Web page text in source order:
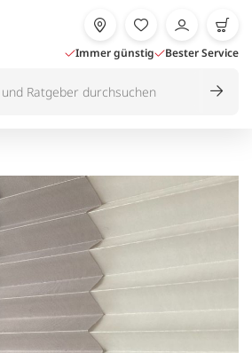
Immer günstig Bester Service